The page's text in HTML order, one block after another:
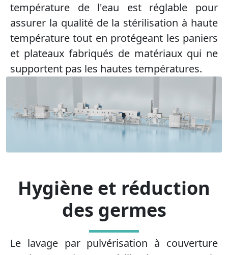
température de l'eau est réglable pour
assurer la qualité de la stérilisation à haute
température tout en protégeant les paniers
et plateaux fabriqués de matériaux qui ne
supportent pas les hautes températures.
Hygiène et réduction
des germes
Le lavage par pulvérisation à couverture